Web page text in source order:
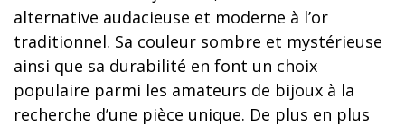
alternative audacieuse et moderne à l’or
traditionnel. Sa couleur sombre et mystérieuse
ainsi que sa durabilité en font un choix
populaire parmi les amateurs de bijoux à la
recherche d’une pièce unique. De plus en plus